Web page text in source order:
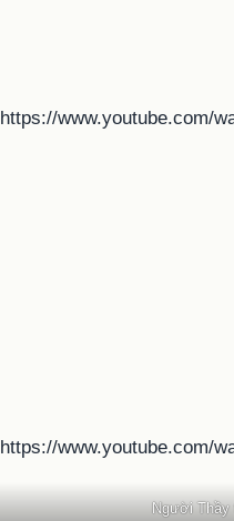
https://www.youtube.com/
https://www.youtube.com/
Người